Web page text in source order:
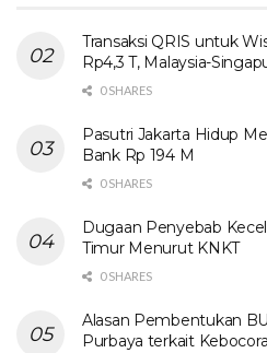
Transaksi QRIS untuk
Rp4,3 T, Malaysia-
0 SHARES
Pasutri Jakarta Hidup
Bank Rp 194 M
0 SHARES
Dugaan Penyebab
Timur Menurut KNKT
0 SHARES
Alasan Pembentukan
Purbaya terkait